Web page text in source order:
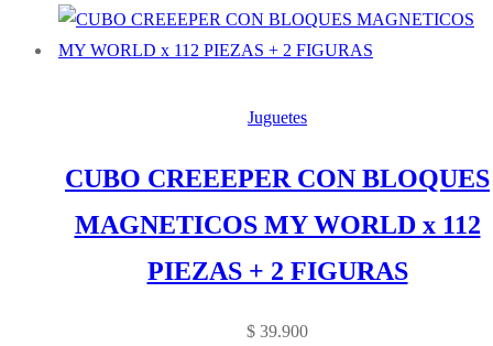
Juguetes
CUBO CREEEPER CON BLOQUES
MAGNETICOS MY WORLD x 112
PIEZAS + 2 FIGURAS
$ 39.900